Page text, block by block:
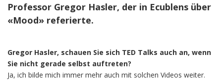
Professor Gregor Hasler, der in Ecublens über
«Mood» referierte.
Gregor Hasler, schauen Sie sich TED Talks auch an, wenn
Sie nicht gerade selbst auftreten?
Ja, ich bilde mich immer mehr auch mit solchen Videos weiter.